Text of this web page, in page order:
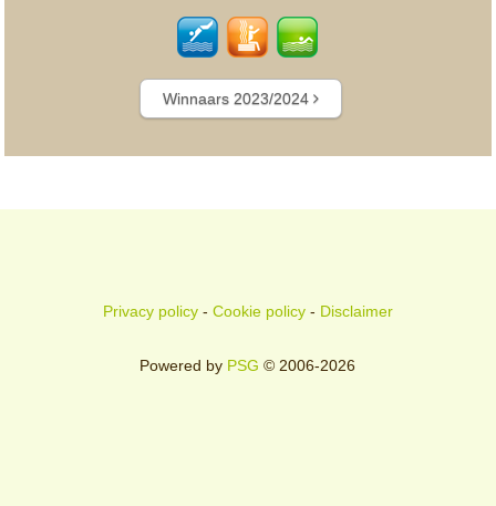
Winnaars 2023/2024
Privacy policy- Cookie policy- Disclaimer
Powered by PSG © 2006-2026